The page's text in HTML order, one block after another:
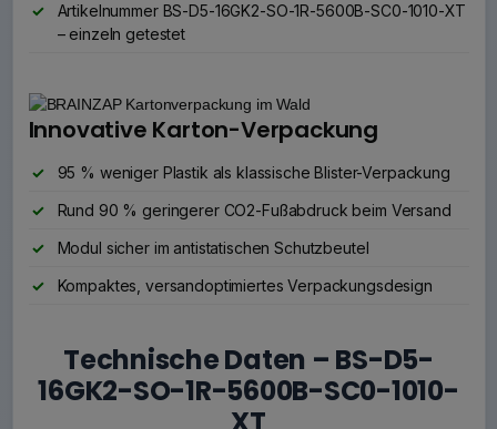
Artikelnummer BS-D5-16GK2-SO-1R-5600B-SC0-1010-XT
– einzeln getestet
Innovative Karton-Verpackung
95 % weniger Plastik als klassische Blister-Verpackung
Rund 90 % geringerer CO2-Fußabdruck beim Versand
Modul sicher im antistatischen Schutzbeutel
Kompaktes, versandoptimiertes Verpackungsdesign
Technische Daten – BS-D5-
16GK2-SO-1R-5600B-SC0-1010-